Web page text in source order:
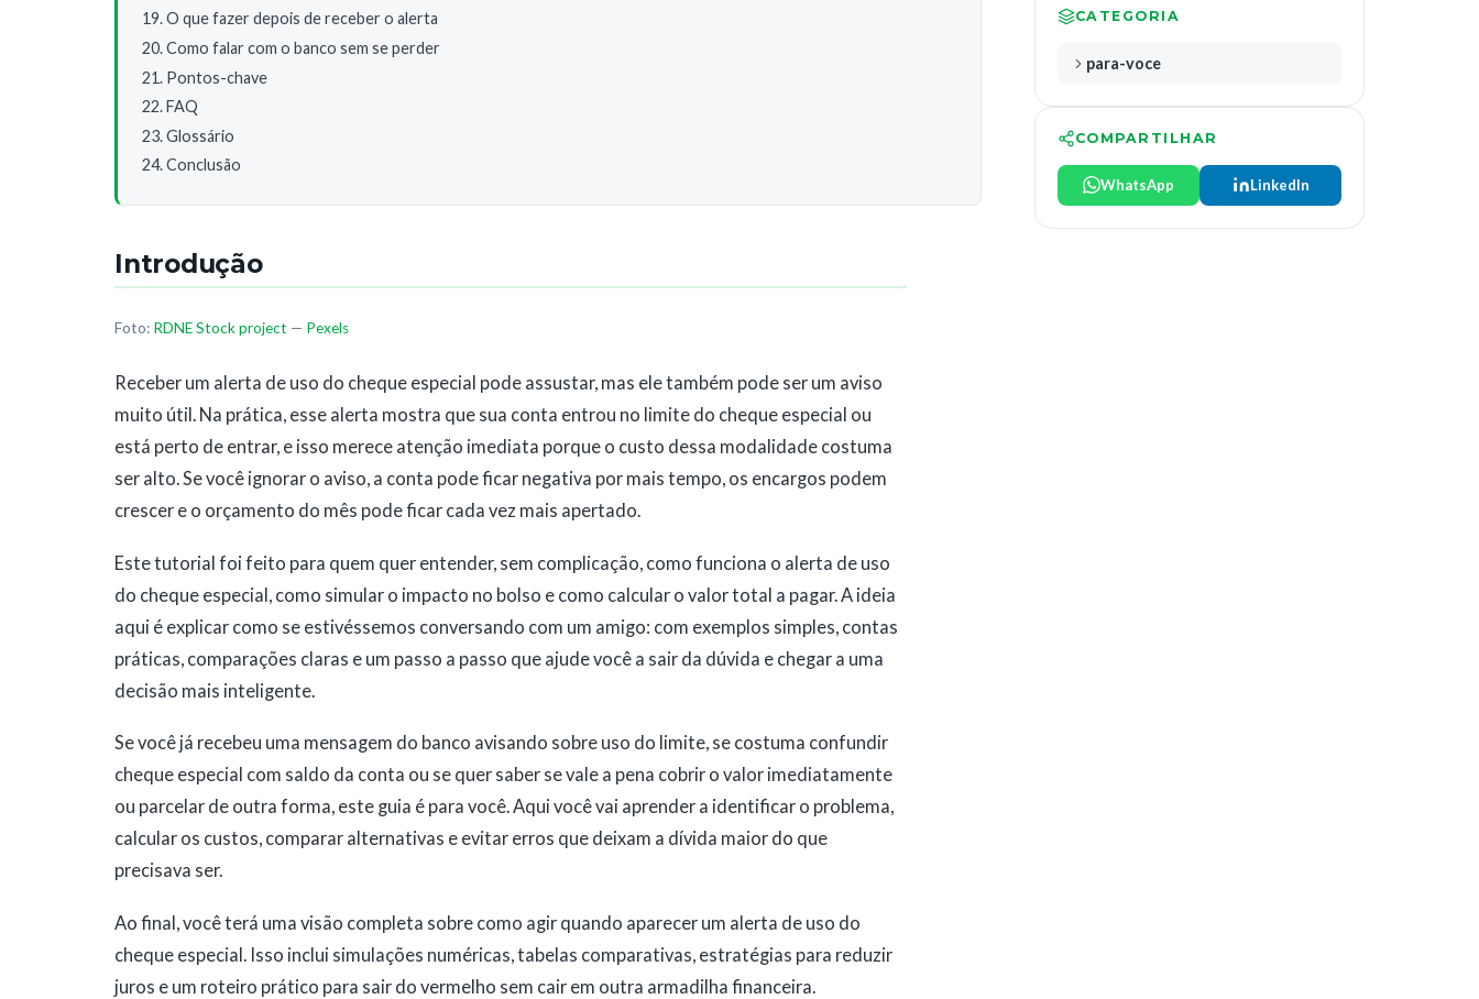
O que fazer depois de receber o alerta
Como falar com o banco sem se perder
Pontos-chave
FAQ
Glossário
Conclusão
Introdução
Foto: RDNE Stock project — Pexels
Receber um alerta de uso do cheque especial pode assustar, mas ele também pode ser um aviso
muito útil. Na prática, esse alerta mostra que sua conta entrou no limite do cheque especial ou
está perto de entrar, e isso merece atenção imediata porque o custo dessa modalidade costuma
ser alto. Se você ignorar o aviso, a conta pode ficar negativa por mais tempo, os encargos podem
crescer e o orçamento do mês pode ficar cada vez mais apertado.
Este tutorial foi feito para quem quer entender, sem complicação, como funciona o alerta de uso
do cheque especial, como simular o impacto no bolso e como calcular o valor total a pagar. A ideia
aqui é explicar como se estivéssemos conversando com um amigo: com exemplos simples, contas
práticas, comparações claras e um passo a passo que ajude você a sair da dúvida e chegar a uma
decisão mais inteligente.
Se você já recebeu uma mensagem do banco avisando sobre uso do limite, se costuma confundir
cheque especial com saldo da conta ou se quer saber se vale a pena cobrir o valor imediatamente
ou parcelar de outra forma, este guia é para você. Aqui você vai aprender a identificar o problema,
calcular os custos, comparar alternativas e evitar erros que deixam a dívida maior do que
precisava ser.
Ao final, você terá uma visão completa sobre como agir quando aparecer um alerta de uso do
cheque especial. Isso inclui simulações numéricas, tabelas comparativas, estratégias para reduzir
juros e um roteiro prático para sair do vermelho sem cair em outra armadilha financeira.
CATEGORIA
para-voce
COMPARTILHAR
WhatsApp LinkedIn